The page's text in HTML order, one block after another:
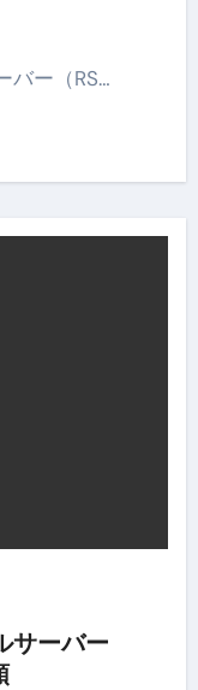
バー（RS…
サーバー